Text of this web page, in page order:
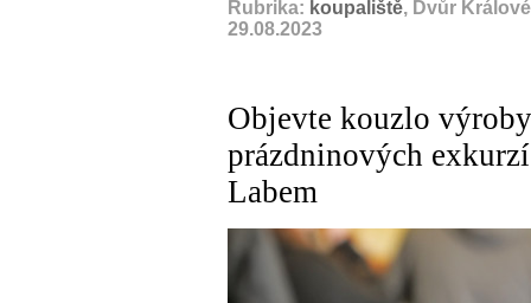
Rubrika: koupaliště, Dvůr
29.08.2023
Objevte kouzlo
prázdninových
Labem